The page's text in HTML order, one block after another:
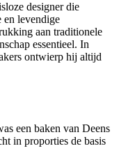
designer die
en levendige
aan traditionele
essentieel. In
ontwierp hij altijd
een baken van Deens
in proporties de basis